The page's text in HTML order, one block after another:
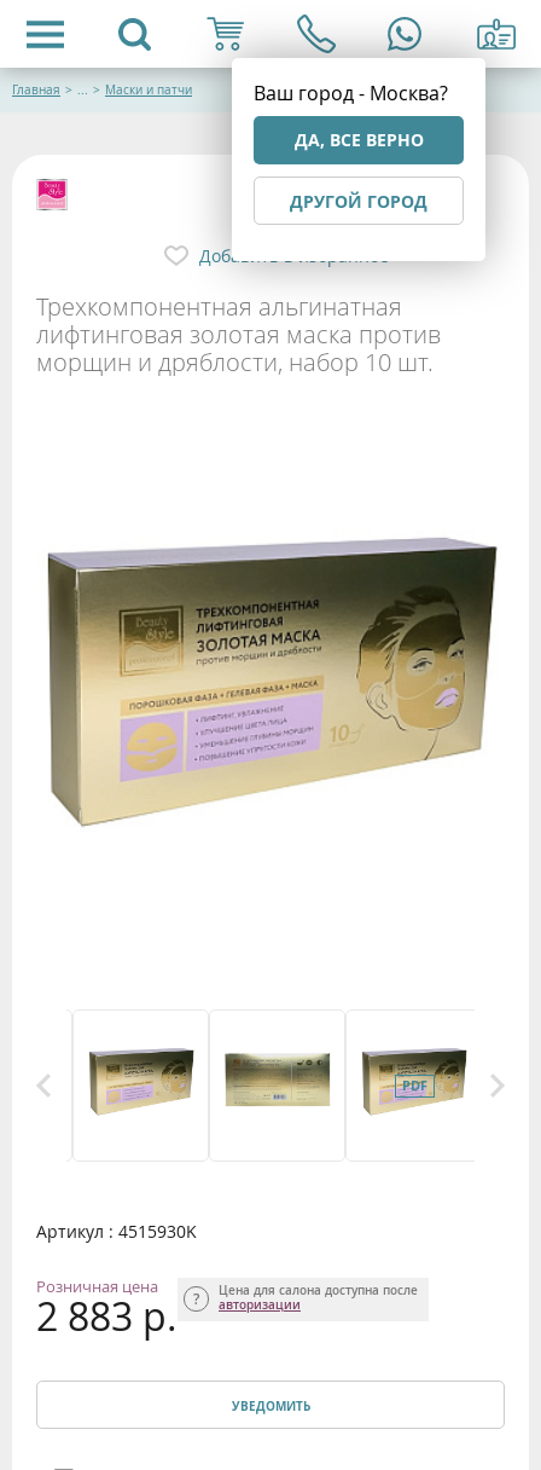
Ваш город - Москва?
ДА, ВСЕ ВЕРНО
ДРУГОЙ ГОРОД
Главная > ... > Маски и патчи
Трехкомпонентная альгинатная
лифтинговая золотая маска против
морщин и дряблости, набор 10 шт.
Добавить в избранное
Артикул : 4515930K
Розничная цена
2 883 р.
Цена для салона доступна после
авторизации
УВЕДОМИТЬ